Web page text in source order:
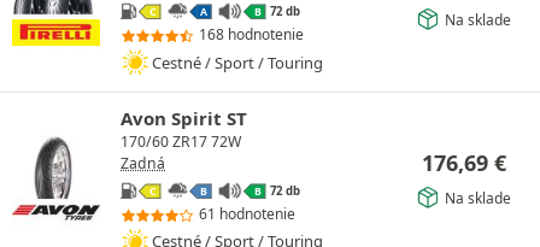
C A B 72 db
168 hodnotenie
Cestné / Sport / Touring
Na sklade
Avon Spirit ST
170/60 ZR17 72W
Zadná
C B B 72 db
61 hodnotenie
Cestné / Sport / Touring
176,69 €
Na sklade